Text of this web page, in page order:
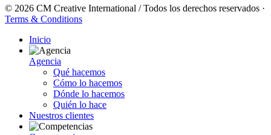
© 2026 CM Creative International / Todos los derechos reservados ·
Terms & Conditions
Inicio
Agencia
Qué hacemos
Cómo lo hacemos
Dónde lo hacemos
Quién lo hace
Nuestros clientes